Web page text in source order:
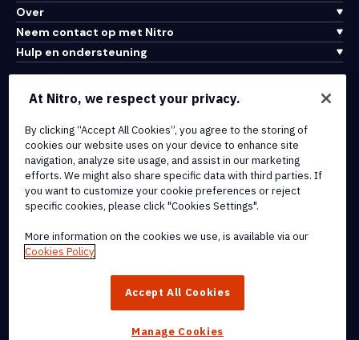
Over
Neem contact op met Nitro
Hulp en ondersteuning
Integraties en API-connectiviteit
Cookiebeleid
Copyrightbeleid
Alle voorwaarden en beleidsmaatregelen
© 2026 Nitro Software, Inc. Inc. Alle rechten voorbehouden.
Nitro, het Nitro-logo, Nitro Productivity Platform, Nitro PDF Pro, Nitro
dochterondernemingen in de Verenigde Staten en/of andere
At Nitro, we respect your privacy.
By clicking “Accept All Cookies”, you agree to the storing of
cookies our website uses on your device to enhance site
navigation, analyze site usage, and assist in our marketing
efforts. We might also share specific data with third parties. If
you want to customize your cookie preferences or reject
specific cookies, please click "Cookies Settings".
More information on the cookies we use, is available via our
Cookies Policy
Accept All Cookies
Manage Cookies